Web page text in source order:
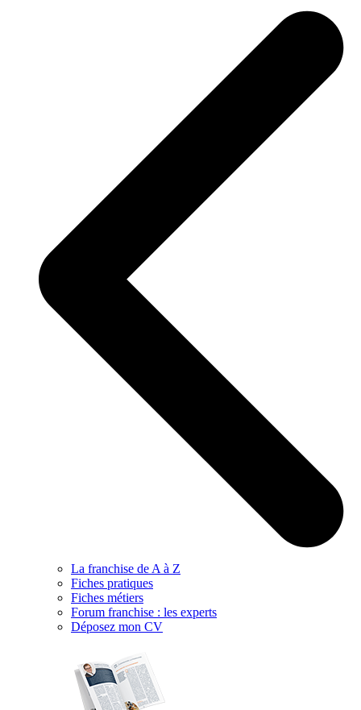
La franchise de A à Z
Fiches pratiques
Fiches métiers
Forum franchise : les experts
Déposez mon CV